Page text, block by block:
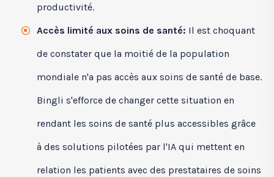
productivité.
Accès limité aux soins de santé: Il est choquant
de constater que la moitié de la population
mondiale n'a pas accès aux soins de santé de base.
Bingli s'efforce de changer cette situation en
rendant les soins de santé plus accessibles grâce
à des solutions pilotées par l'IA qui mettent en
relation les patients avec des prestataires de soins